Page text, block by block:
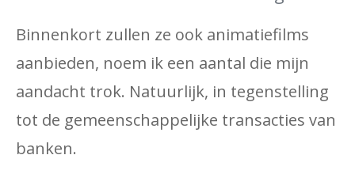
Binnenkort zullen ze ook animatiefilms
aanbieden, noem ik een aantal die mijn
aandacht trok. Natuurlijk, in tegenstelling
tot de gemeenschappelijke transacties van
banken.